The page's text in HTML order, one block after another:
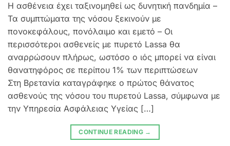
Η ασθένεια έχει ταξινομηθεί ως δυνητική πανδημία –
Τα συμπτώματα της νόσου ξεκινούν με
πονοκεφάλους, πονόλαιμο και εμετό – Οι
περισσότεροι ασθενείς με πυρετό Lassa θα
αναρρώσουν πλήρως, ωστόσο ο ιός μπορεί να είναι
θανατηφόρος σε περίπου 1% των περιπτώσεων
Στη Βρετανία καταγράφηκε ο πρώτος θάνατος
ασθενούς της νόσου του πυρετού Lassa, σύμφωνα με
την Υπηρεσία Ασφάλειας Υγείας […]
CONTINUE READING →